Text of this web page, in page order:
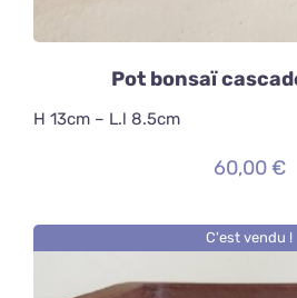
Pot bonsaï
H 13cm – L.l 8.5cm
60,00€
C'est vendu !